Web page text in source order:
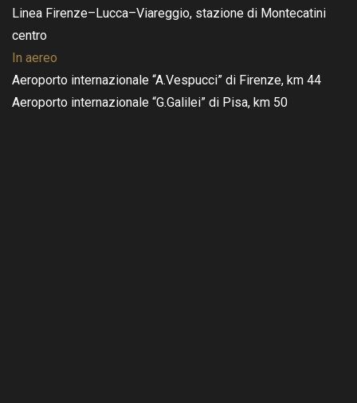
Linea Firenze–Lucca–Viareggio, stazione di Montecatini
centro
In aereo
Aeroporto internazionale “A.Vespucci” di Firenze, km 44
Aeroporto internazionale “G.Galilei” di Pisa, km 50